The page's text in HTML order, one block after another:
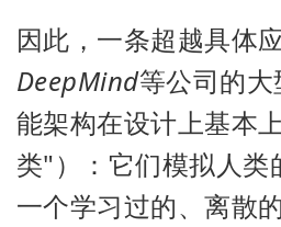
因此，一条超越具体
DeepMind等公司的
能架构在设计上基本
类"）：它们模拟人
一个学习过的、离散